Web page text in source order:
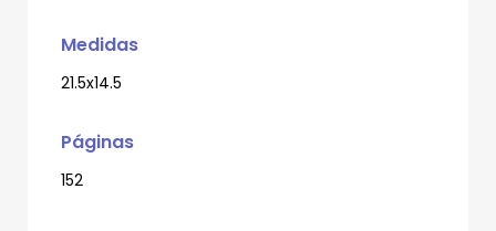
Medidas
21.5x14.5
Páginas
152